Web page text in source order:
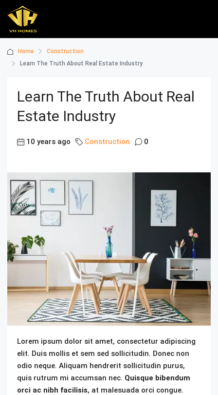
Home
Construction
Learn The Truth About Real Estate Industry
Learn The Truth About Real
Estate Industry
10 years ago Construction 0
Lorem ipsum dolor sit amet, consectetur adipiscing
elit. Duis mollis et sem sed sollicitudin. Donec non
odio neque. Aliquam hendrerit sollicitudin purus,
quis rutrum mi accumsan nec. Quisque bibendum
orci ac nibh facilisis, at malesuada orci congue.